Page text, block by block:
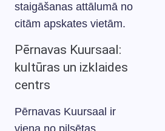
staigāšanas attālumā no
citām apskates vietām.
Pērnavas Kuursaal:
kultūras un izklaides
centrs
Pērnavas Kuursaal ir
viena no pilsētas